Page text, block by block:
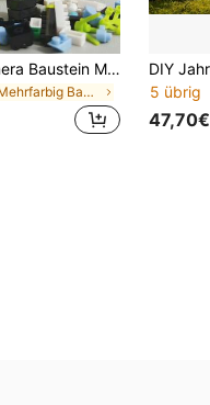
6 Stile ABS Kamera Baustein Modell, 0-5 Zoll DIY Zusammenbau Spielzeug mit Blumenmuster, Schreibtisch Dekoration, Geburtstags Weihnachts Feiertags Geschenk
in Mehrfarbig Bausteinsets für Erwachsene
5 übrig
47,70€